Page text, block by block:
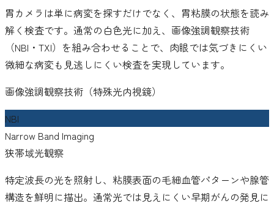
胃カメラは単に病変を探すだけでなく、胃粘膜の状態を読み
解く検査です。通常の白色光に加え、画像強調観察技術
（NBI・TXI）を組み合わせることで、肉眼では気づきにくい
微細な病変も見逃しにくい検査を実現しています。
画像強調観察技術（特殊光内視鏡）
NBI
Narrow Band Imaging
狭帯域光観察
特定波長の光を照射し、粘膜表面の毛細血管パターンや腺管
構造を鮮明に描出。通常光では見えにくい早期がんの発見に